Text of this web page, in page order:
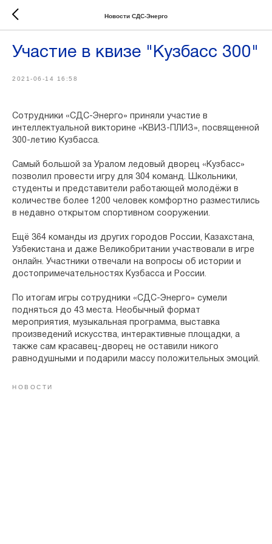
Новости СДС-Энерго
Участие в квизе "Кузбасс 300"
2021-06-14 16:58
Сотрудники «СДС-Энерго» приняли участие в
интеллектуальной викторине «КВИЗ-ПЛИЗ», посвященной
300-летию Кузбасса.
Самый большой за Уралом ледовый дворец «Кузбасс»
позволил провести игру для 304 команд. Школьники,
студенты и представители работающей молодёжи в
количестве более 1200 человек комфортно разместились
в недавно открытом спортивном сооружении.
Ещё 364 команды из других городов России, Казахстана,
Узбекистана и даже Великобритании участвовали в игре
онлайн. Участники отвечали на вопросы об истории и
достопримечательностях Кузбасса и России.
По итогам игры сотрудники «СДС-Энерго» сумели
подняться до 43 места. Необычный формат
мероприятия, музыкальная программа, выставка
произведений искусства, интерактивные площадки, а
также сам красавец-дворец не оставили никого
равнодушными и подарили массу положительных эмоций.
НОВОСТИ